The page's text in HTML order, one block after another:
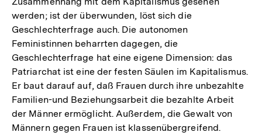
werden; ist der überwunden, löst sich die
Geschlechterfrage auch. Die autonomen
Feministinnen beharrten dagegen, die
Geschlechterfrage hat eine eigene Dimension: das
Patriarchat ist eine der festen Säulen im Kapitalismus.
Er baut darauf auf, daß Frauen durch ihre unbezahlte
Familien-und Beziehungsarbeit die bezahlte Arbeit
der Männer ermöglicht. Außerdem, die Gewalt von
Männern gegen Frauen ist klassenübergreifend.